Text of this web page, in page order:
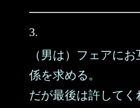
3.
（男は）フェアに
係を求める。
だが最後は許してく